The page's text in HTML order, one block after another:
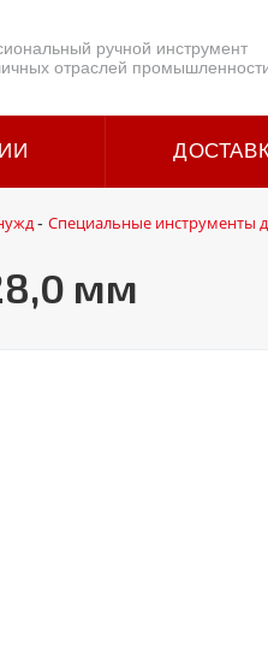
ручной инструмент
отраслей
- Специальные инструменты
мм